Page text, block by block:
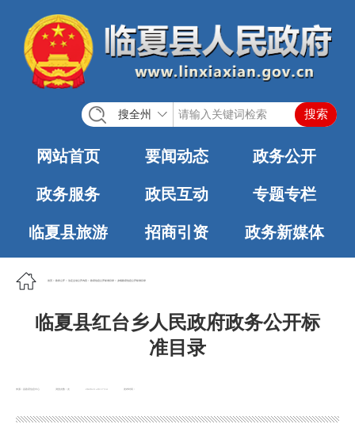
搜全州
网站首页 要闻动态 政务公开
政务服务 政民互动 专题专栏
临夏县旅游 招商引资 政务新媒体
首页 政务公开 法定主动公开内容 政府信息公开标准目录 乡镇政府信息公开标准目录
临夏县红台乡人民政府政务公开标
准目录
浏览次数： 发布时间：
2020-11-20 17:14